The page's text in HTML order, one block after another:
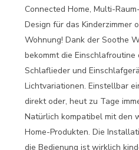
Connected Home, Multi-
Design für das Kinderzimmer
Wohnung! Dank der Soothe
bekommt die Einschlafroutine
Schlaflieder und
Lichtvariationen. Einstellbar
direkt oder, heut zu Tage
Natürlich kompatibel mit den
Home-Produkten. Die
die Bedienung ist wirklich